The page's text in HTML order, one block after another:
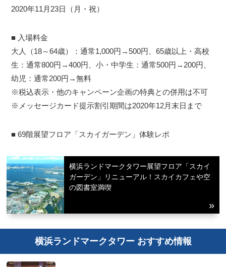
2020年11月23日（月・祝）
■ 入場料金
大人（18～64歳）：通常1,000円→500円、65歳以上・高校
生：通常800円→400円、小・中学生：通常500円→200円、
幼児：通常200円→無料
※税込表示・他のキャンペーン企画の特典との併用は不可
※メッセージカード提示割引期間は2020年12月末日まで
■ 69階展望フロア「スカイガーデン」体験レポ
横浜ランドマークタワー展望フロア「スカイ
ガーデン」リニューアル！スカイカフェや空
の図書室満喫
横浜ランドマークタワー おすすめ情報